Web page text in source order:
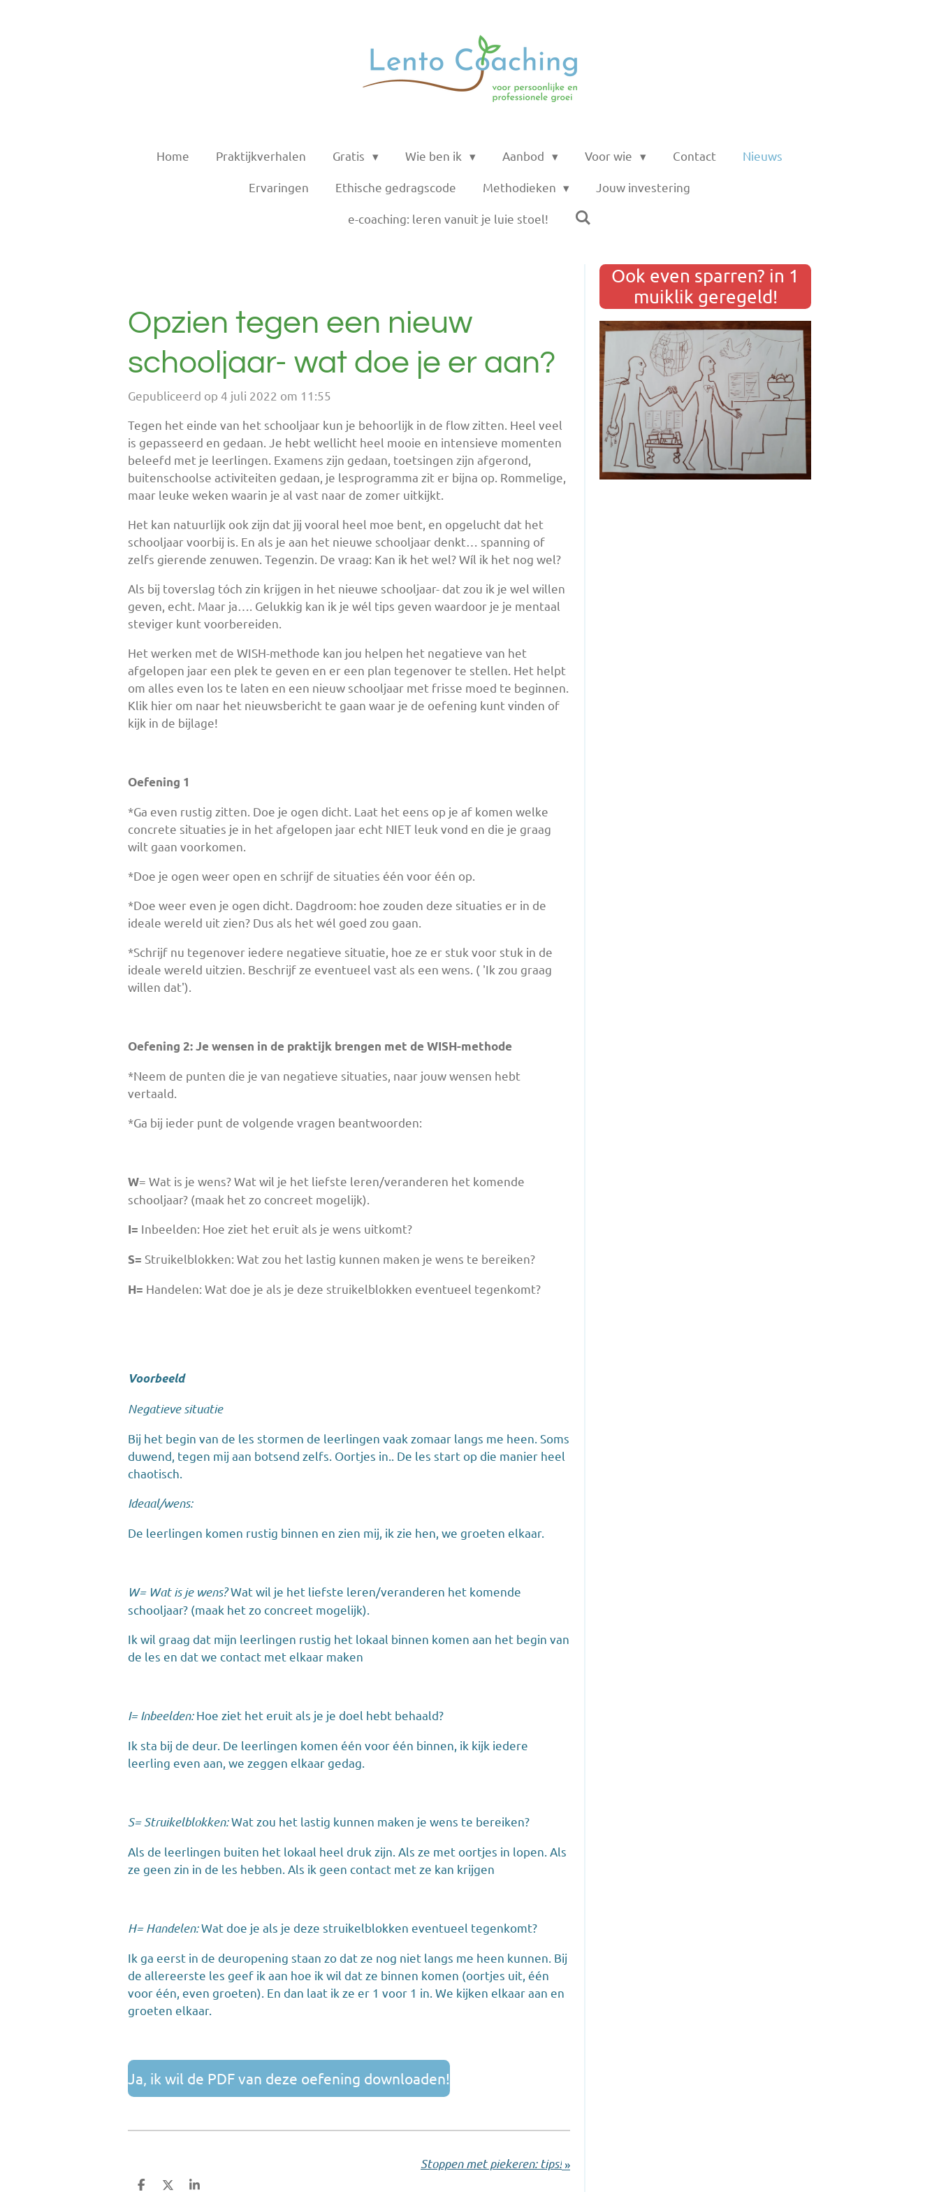
Home Praktijkverhalen Gratis Wie ben ik Aanbod Voor wie Contact Nieuws
Ervaringen Ethische gedragscode Methodieken Jouw investering
e-coaching: leren vanuit je luie stoel!
Opzien tegen een nieuw
schooljaar- wat doe je er aan?
Gepubliceerd op 4 juli 2022 om 11:55
Tegen het einde van het schooljaar kun je behoorlijk in de flow zitten. Heel veel
is gepasseerd en gedaan. Je hebt wellicht heel mooie en intensieve momenten
beleefd met je leerlingen. Examens zijn gedaan, toetsingen zijn afgerond,
buitenschoolse activiteiten gedaan, je lesprogramma zit er bijna op. Rommelige,
maar leuke weken waarin je al vast naar de zomer uitkijkt.
Het kan natuurlijk ook zijn dat jij vooral heel moe bent, en opgelucht dat het
schooljaar voorbij is. En als je aan het nieuwe schooljaar denkt… spanning of
zelfs gierende zenuwen. Tegenzin. De vraag: Kan ik het wel? Wíl ik het nog wel?
Als bij toverslag tóch zin krijgen in het nieuwe schooljaar- dat zou ik je wel willen
geven, echt. Maar ja…. Gelukkig kan ik je wél tips geven waardoor je je mentaal
steviger kunt voorbereiden.
Het werken met de WISH-methode kan jou helpen het negatieve van het
afgelopen jaar een plek te geven en er een plan tegenover te stellen. Het helpt
om alles even los te laten en een nieuw schooljaar met frisse moed te beginnen.
Klik hier om naar het nieuwsbericht te gaan waar je de oefening kunt vinden of
kijk in de bijlage!
Oefening 1
*Ga even rustig zitten. Doe je ogen dicht. Laat het eens op je af komen welke
concrete situaties je in het afgelopen jaar echt NIET leuk vond en die je graag
wilt gaan voorkomen.
*Doe je ogen weer open en schrijf de situaties één voor één op.
*Doe weer even je ogen dicht. Dagdroom: hoe zouden deze situaties er in de
ideale wereld uit zien? Dus als het wél goed zou gaan.
*Schrijf nu tegenover iedere negatieve situatie, hoe ze er stuk voor stuk in de
ideale wereld uitzien. Beschrijf ze eventueel vast als een wens. ( 'Ik zou graag
willen dat').
Oefening 2: Je wensen in de praktijk brengen met de WISH-methode
*Neem de punten die je van negatieve situaties, naar jouw wensen hebt
vertaald.
*Ga bij ieder punt de volgende vragen beantwoorden:
W= Wat is je wens? Wat wil je het liefste leren/veranderen het komende
schooljaar? (maak het zo concreet mogelijk).
I= Inbeelden: Hoe ziet het eruit als je wens uitkomt?
S= Struikelblokken: Wat zou het lastig kunnen maken je wens te bereiken?
H= Handelen: Wat doe je als je deze struikelblokken eventueel tegenkomt?
Voorbeeld
Negatieve situatie
Bij het begin van de les stormen de leerlingen vaak zomaar langs me heen. Soms
duwend, tegen mij aan botsend zelfs. Oortjes in.. De les start op die manier heel
chaotisch.
Ideaal/wens:
De leerlingen komen rustig binnen en zien mij, ik zie hen, we groeten elkaar.
W= Wat is je wens?Wat wil je het liefste leren/veranderen het komende
schooljaar? (maak het zo concreet mogelijk).
Ik wil graag dat mijn leerlingen rustig het lokaal binnen komen aan het begin van
de les en dat we contact met elkaar maken
I= Inbeelden:Hoe ziet het eruit als je je doel hebt behaald?
Ik sta bij de deur. De leerlingen komen één voor één binnen, ik kijk iedere
leerling even aan, we zeggen elkaar gedag.
S= Struikelblokken:Wat zou het lastig kunnen maken je wens te bereiken?
Als de leerlingen buiten het lokaal heel druk zijn. Als ze met oortjes in lopen. Als
ze geen zin in de les hebben. Als ik geen contact met ze kan krijgen
H= Handelen:Wat doe je als je deze struikelblokken eventueel tegenkomt?
Ik ga eerst in de deuropening staan zo dat ze nog niet langs me heen kunnen. Bij
de allereerste les geef ik aan hoe ik wil dat ze binnen komen (oortjes uit, één
voor één, even groeten). En dan laat ik ze er 1 voor 1 in. We kijken elkaar aan en
groeten elkaar.
Ja, ik wil de PDF van deze oefening downloaden!
Stoppen met piekeren: tips! »
Ook even sparren? in 1
muiklik geregeld!